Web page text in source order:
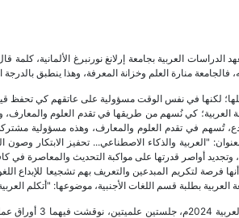
الدراسات العربية بجامعة إرلانغ نورنبرغ‬ الألمانية، كلمة
منارة العلم وخزانة المعرفة، وهذا ينطبق بالدرجة
لكنها في نفس الوقت مسؤولية على عاتقهم كي تحفظ
العربية؛ كي نُسهم من طريقها في تقدم العلوم
تُسهم في تقدم العلوم والمعارف، وهذه مسؤولية
باليوم العالمي للغة العربية 2024م، بعنوان: "العربية والذكاء الاصطناعي...
وتجديد أواصر قدرتها على مواكبة التحديث والمعاصرة في
لتكريم المبدعين والتعريف بهم تشجيعا للإبداع
بطلبة قسم اللغات الأجنبية، موضوعها: "أتكلم
وتضمن برنامج